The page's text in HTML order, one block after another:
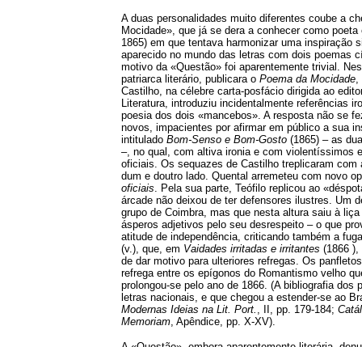
A duas personalidades muito diferentes coube a
Mocidade», que já se dera a conhecer como
1865) em que tentava harmonizar uma
aparecido no mundo das letras com dois poemas
motivo da «Questão» foi aparentemente trivial.
patriarca literário, publicara o Poema da Mocidade,
Castilho, na célebre carta-posfácio dirigida ao
Literatura, introduziu incidentalmente referências
poesia dos dois «mancebos». A resposta não se
novos, impacientes por afirmar em público a sua
intitulado Bom-Senso e Bom-Gosto (1865) – as
–, no qual, com altiva ironia e com violentíssimos
oficiais. Os sequazes de Castilho treplicaram
dum e doutro lado. Quental arremeteu com novo
oficiais. Pela sua parte, Teófilo replicou ao
árcade não deixou de ter defensores ilustres. Um
grupo de Coimbra, mas que nesta altura saiu à
ásperos adjetivos pelo seu desrespeito – o que
atitude de independência, criticando também a
(v.), que, em Vaidades irritadas e irritantes (1866
de dar motivo para ulteriores refregas. Os
refrega entre os epígonos do Romantismo velho
prolongou-se pelo ano de 1866. (A bibliografia
letras nacionais, e que chegou a estender-se ao
Modernas Ideias na Lit. Port. , II, pp. 179-184;
Memoriam, Apêndice, pp. X-XV).